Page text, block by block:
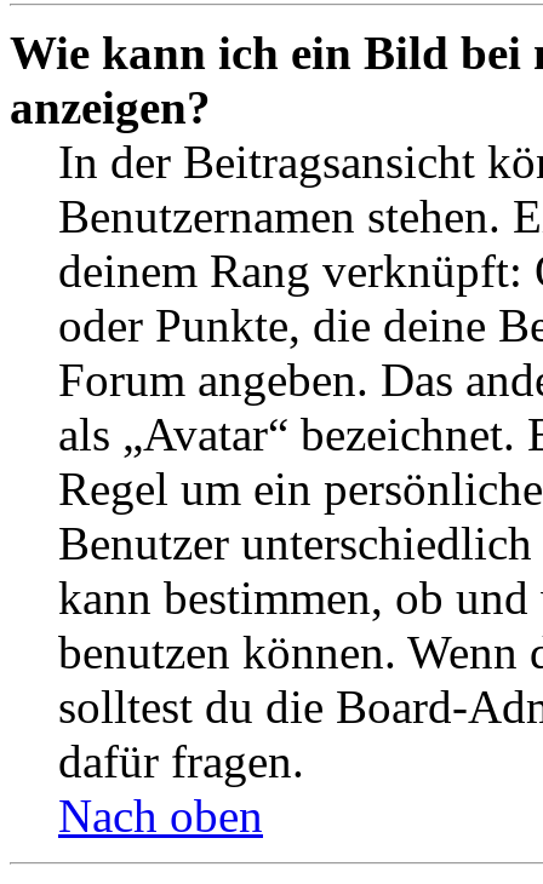
Wie kann ich ein Bild bei
anzeigen?
In der Beitragsansicht
Benutzernamen stehen.
deinem Rang verknüpft:
oder Punkte, die deine
Forum angeben. Das
als „Avatar“
Regel um ein
Benutzer
kann bestimmen, ob
benutzen können. Wenn
solltest du die Board-
dafür fragen.
Nach oben